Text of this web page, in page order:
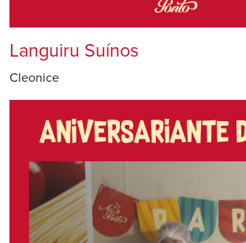
Languiru Suínos
Cleonice